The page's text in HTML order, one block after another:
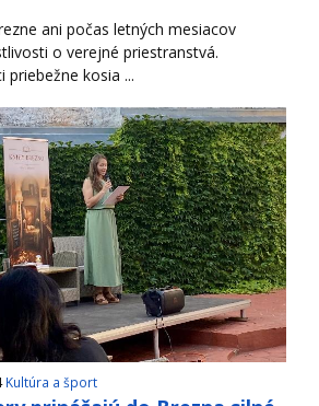
ani počas letných mesiacov
o verejné priestranstvá.
priebežne kosia ...
Kultúra a šport